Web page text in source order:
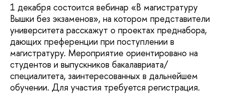
1 декабря состоится вебинар «В магистратуру
Вышки без экзаменов», на котором представители
университета расскажут о проектах преднабора,
дающих преференции при поступлении в
магистратуру. Мероприятие ориентировано на
студентов и выпускников бакалавриата/
специалитета, заинтересованных в дальнейшем
обучении. Для участия требуется регистрация.